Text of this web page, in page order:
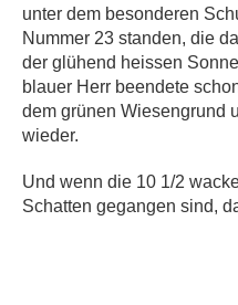
unter dem besonderen
Nummer 23 standen, die
der glühend heissen
blauer Herr beendete
dem grünen Wiesengrund
wieder.
Und wenn die 10 1/2
Schatten gegangen sind,